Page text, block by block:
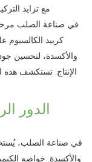
مع تزايد
كربيد الكالسيوم
والأكسدة، لتحسين
الإنتاج. تستكشف هذه
في صناعة الصلب،
والأكسدة. خواصه